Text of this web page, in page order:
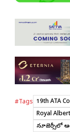
#Tags 19th ATA
Royal
న్యూజెర్సీలో